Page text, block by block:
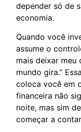
depender só de
economia.
Quando você
assume o
mais deixar meu
mundo gira.”
coloca você em
financeira não
noite, mas sim
começar a